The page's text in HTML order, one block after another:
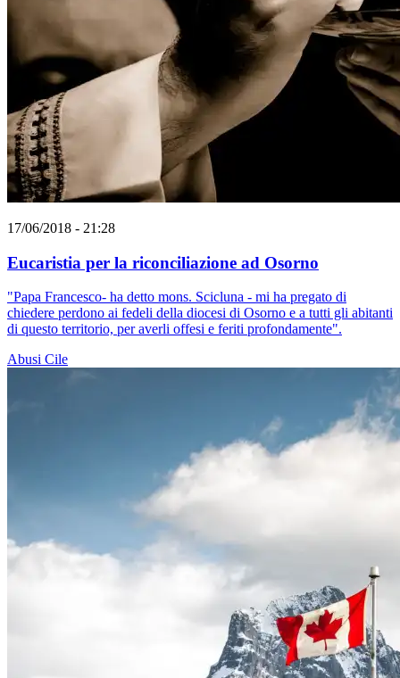
17/06/2018 - 21:28
Eucaristia per la riconciliazione ad Osorno
"Papa Francesco- ha detto mons. Scicluna - mi ha pregato di
chiedere perdono ai fedeli della diocesi di Osorno e a tutti gli abitanti
di questo territorio, per averli offesi e feriti profondamente".
Abusi Cile